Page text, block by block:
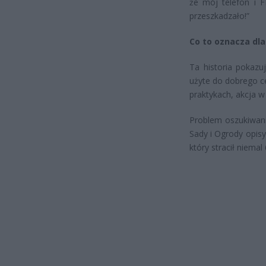
przeszkadzało!”
Co to oznacza
Ta historia
użyte do dobrego
praktykach, akcja
Problem
Sady i Ogrody
który stracił niemal